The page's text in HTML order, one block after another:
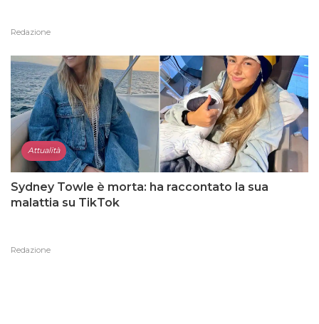
Redazione
Attualità
Sydney Towle è morta: ha raccontato la sua
malattia su TikTok
Redazione